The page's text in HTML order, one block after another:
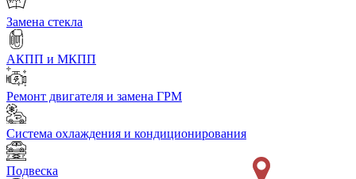
Замена стекла
АКПП и МКПП
Ремонт двигателя и замена ГРМ
Система охлаждения и кондиционирования
Подвеска